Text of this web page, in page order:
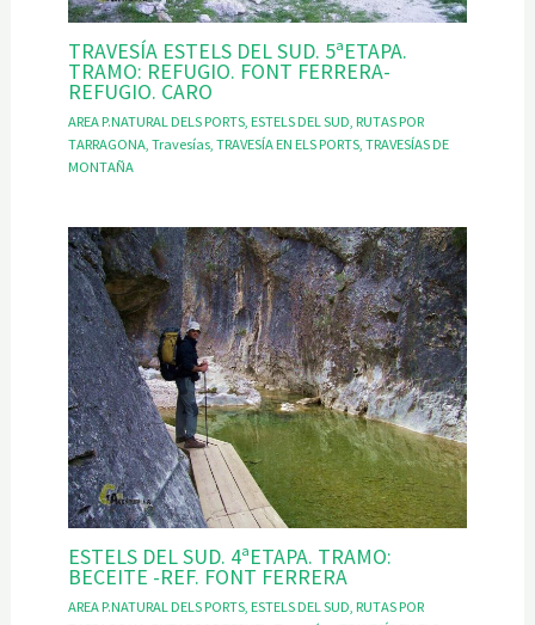
TRAVESÍA ESTELS DEL SUD. 5ªETAPA.
TRAMO: REFUGIO. FONT FERRERA-
REFUGIO. CARO
AREA P.NATURAL DELS PORTS, ESTELS DEL SUD, RUTAS POR
TARRAGONA, Travesías, TRAVESÍA EN ELS PORTS, TRAVESÍAS DE
MONTAÑA
ESTELS DEL SUD. 4ªETAPA. TRAMO:
BECEITE -REF. FONT FERRERA
AREA P.NATURAL DELS PORTS, ESTELS DEL SUD RUTAS POR